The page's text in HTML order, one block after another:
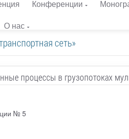
Конференции
О нас
сеть»
процессы в грузопотоках
№ 5